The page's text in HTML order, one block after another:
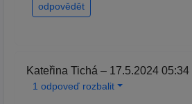
odpovědět
Kateřina Tichá – 17.5.2024 05:34
1 odpoveď rozbalit